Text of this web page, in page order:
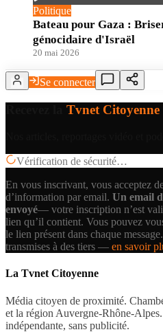
Politique
Bateau pour Gaza :
génocidaire d'Israël
20 mai 2026
Se connecter
Tvnet Citoyenne
Vérification de sécurité…
En vous inscrivant, vous acceptez
d’information par email. Un email
envoyé— votre inscription n’est
lien qu’il contient. Vous pouvez
le lien présent dans chaque
transmises à des tiers — en savoir
La Tvnet Citoyenne
Média citoyen de proximité.
et la région Auvergne-Rhône-
indépendante, sans publicité.